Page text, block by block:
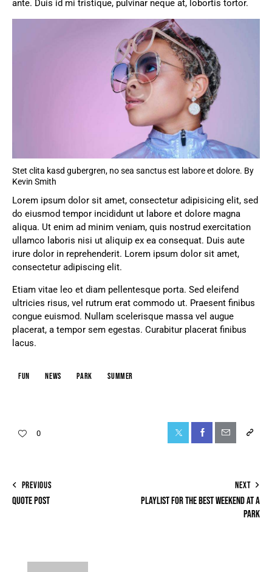
ante. Duis id mi tristique, pulvinar neque at, lobortis tortor.
Stet clita kasd gubergren, no sea sanctus est labore et dolore. By
Kevin Smith
Lorem ipsum dolor sit amet, consectetur adipisicing elit, sed
do eiusmod tempor incididunt ut labore et dolore magna
aliqua. Ut enim ad minim veniam, quis nostrud exercitation
ullamco laboris nisi ut aliquip ex ea consequat. Duis aute
irure dolor in reprehenderit. Lorem ipsum dolor sit amet,
consectetur adipiscing elit.
Etiam vitae leo et diam pellentesque porta. Sed eleifend
ultricies risus, vel rutrum erat commodo ut. Praesent finibus
congue euismod. Nullam scelerisque massa vel augue
placerat, a tempor sem egestas. Curabitur placerat finibus
lacus.
fun news park summer
0
PREVIOUS
QUOTE POST
NEXT
PLAYLIST FOR THE BEST WEEKEND AT A
PARK